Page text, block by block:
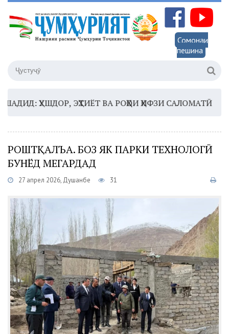
Сомонаи
пешина
ҲУШДОР, ЭҲТИЁТ ВА РОҲҲОИ ҲИФЗИ САЛОМАТӢ
РОШТҚАЛЪА. БОЗ ЯК ПАРКИ ТЕХНОЛОГӢ
БУНЁД МЕГАРДАД
27 апрел 2026, Душанбе 31